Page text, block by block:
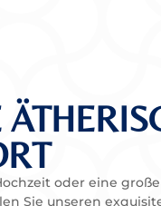
oder eine
Sie unseren